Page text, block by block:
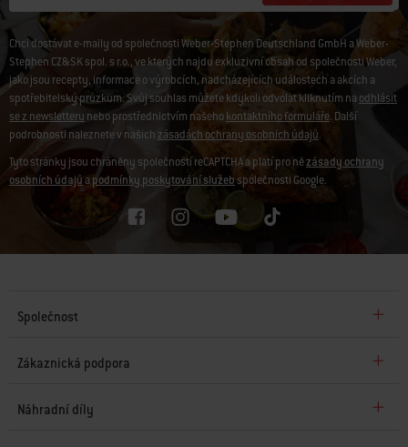
Chci dostávat e-maily od společnosti Weber-Stephen Deutschland GmbH a Weber-
Stephen CZ&SK spol. s r.o., ve kterých najdu exkluzivní obsah od společnosti Weber,
jako jsou recepty, informace o výrobcích, nadcházejících událostech a akcích a
spotřebitelský průzkum. Svůj souhlas můžete kdykoli odvolat kliknutím na odhlásit
se z newsletteru nebo prostřednictvím našehokontaktního formuláře. Další
podrobnosti naleznete v našich zásadách ochrany osobních údajů.
Tyto stránky jsou chráněny společností reCAPTCHA a platí pro nězásady ochrany
osobních údajů apodmínky poskytování služebspolečnosti Google.
Společnost
Zákaznická podpora
Náhradní díly